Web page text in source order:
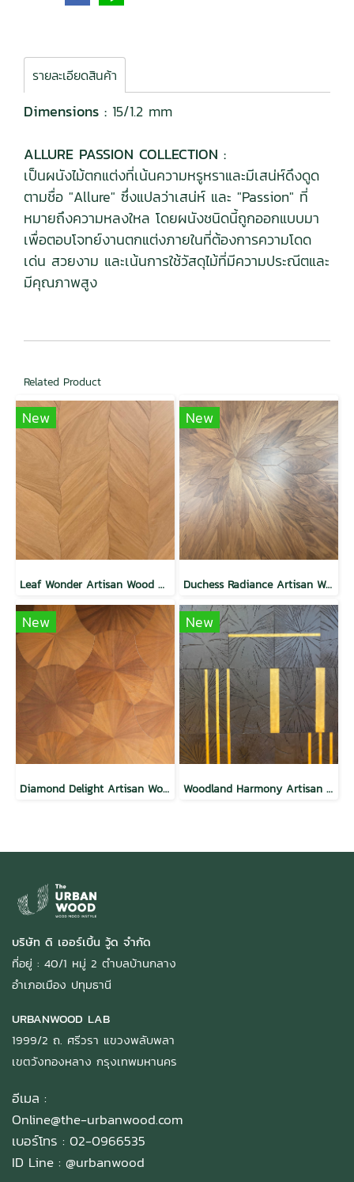
รายละเอียดสินค้า
Dimensions : 15/1.2 mm
ALLURE PASSION COLLECTION :
เป็นผนังไม้ตกแต่งที่เน้นความหรูหราและมีเสน่ห์ดึงดูด
ตามชื่อ "Allure" ซึ่งแปลว่าเสน่ห์ และ "Passion" ที่
หมายถึงความหลงใหล โดยผนังชนิดนี้ถูกออกแบบมา
เพื่อตอบโจทย์งานตกแต่งภายในที่ต้องการความโดด
เด่น สวยงาม และเน้นการใช้วัสดุไม้ที่มีความประณีตและ
มีคุณภาพสูง
Related Product
New
Leaf Wonder Artisan Wood Wall
New
Duchess Radiance Artisan Wood Wall
New
Diamond Delight Artisan Wood Wall Oak
New
Woodland Harmony Artisan Wood Wall Oak
บริษัท ดิ เออร์เบิ้น วู้ด จำกัด
ที่อยู่ : 40/1 หมู่ 2 ตำบลบ้านกลาง
อำเภอเมือง ปทุมธานี
URBANWOOD LAB
1999/2 ถ. ศรีวรา แขวงพลับพลา
เขตวังทองหลาง กรุงเทพมหานคร
อีเมล :
Online@the-urbanwood.com
เบอร์โทร : 02-0966535
ID Line : @urbanwood